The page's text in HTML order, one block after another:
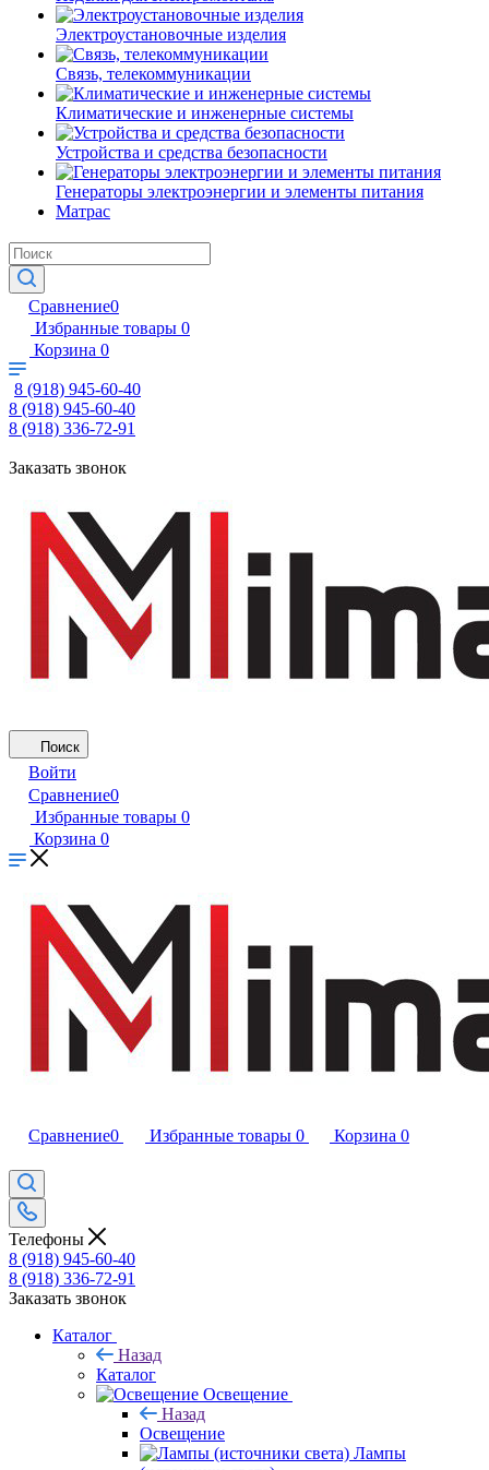
Электроустановочные изделия
Связь, телекоммуникации
Климатические и инженерные системы
Устройства и средства безопасности
Генераторы электроэнергии и элементы питания
Матрас
Сравнение0
Избранные товары 0
Корзина 0
8 (918) 945-60-40
8 (918) 945-60-40
8 (918) 336-72-91
Заказать звонок
Поиск
Войти
Сравнение0
Избранные товары 0
Корзина 0
Сравнение0 Избранные товары 0 Корзина 0
Телефоны
8 (918) 945-60-40
8 (918) 336-72-91
Заказать звонок
Каталог
Назад
Каталог
Освещение
Назад
Освещение
Лампы